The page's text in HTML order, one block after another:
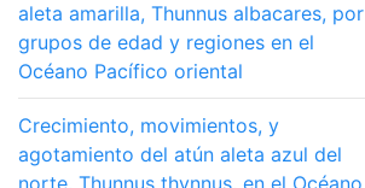
aleta amarilla, Thunnus albacares, por
grupos de edad y regiones en el
Océano Pacífico oriental
Crecimiento, movimientos, y
agotamiento del atún aleta azul del